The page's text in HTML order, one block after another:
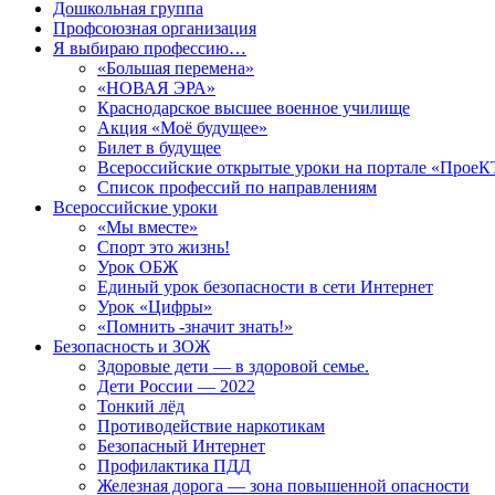
Дошкольная группа
Профсоюзная организация
Я выбираю профессию…
«Большая перемена»
«НОВАЯ ЭРА»
Краснодарское высшее военное училище
Акция «Моё будущее»
Билет в будущее
Всероссийские открытые уроки на портале
Список профессий по направлениям
Всероссийские уроки
«Мы вместе»
Спорт это жизнь!
Урок ОБЖ
Единый урок безопасности в сети Интернет
Урок «Цифры»
«Помнить -значит знать!»
Безопасность и ЗОЖ
Здоровые дети — в здоровой семье.
Дети России — 2022
Тонкий лёд
Противодействие наркотикам
Безопасный Интернет
Профилактика ПДД
Железная дорога — зона повышенной опасности